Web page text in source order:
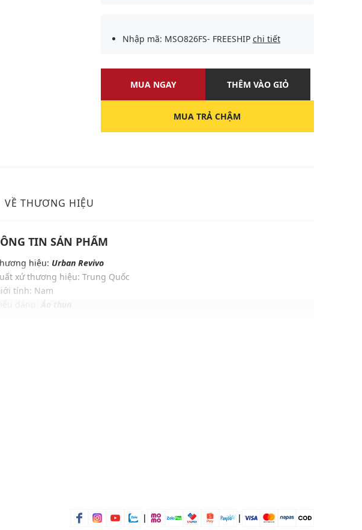
Nhập mã: MSO826FS- FREESHIP chi tiết
MUA NGAY THÊM VÀO GIỎ
MUA TRẢ CHẬM
VỀ THƯƠNG HIỆU
TIN SẢN PHẨM
hiệu: Urban Revivo
xứ thương hiệu: Trung Quốc
tính: Nam
| |